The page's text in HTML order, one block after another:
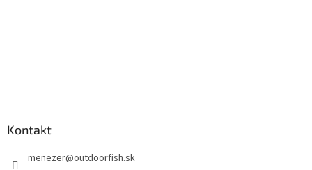
Kontakt
menezer@outdoorfish.sk